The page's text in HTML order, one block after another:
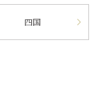
四国